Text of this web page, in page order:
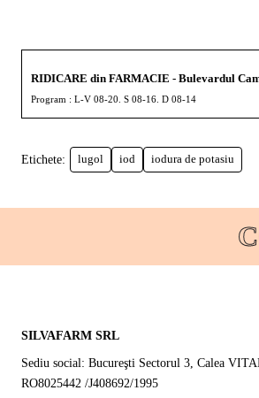
RIDICARE din FARMACIE - Bulevardul
Program : L-V 08-20. S 08-16. D 08-14
Etichete: lugol iod iodura de potasiu
SILVAFARM SRL
Sediu social: Bucureşti Sectorul 3, Calea
RO8025442 /J408692/1995